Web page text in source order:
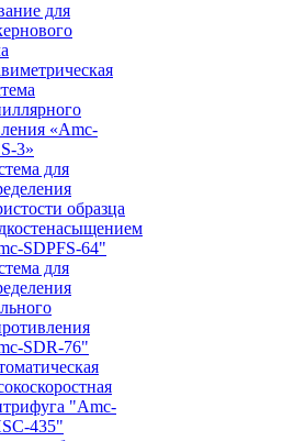
для
«Amc-
3»
для
образца
SDPFS-64"
для
SDR-76"
"Amc-
435"